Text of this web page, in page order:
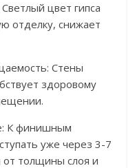
цвет гипса
отделку, снижает
Стены
здоровому
К финишным
уже через 3-7
от толщины слоя и